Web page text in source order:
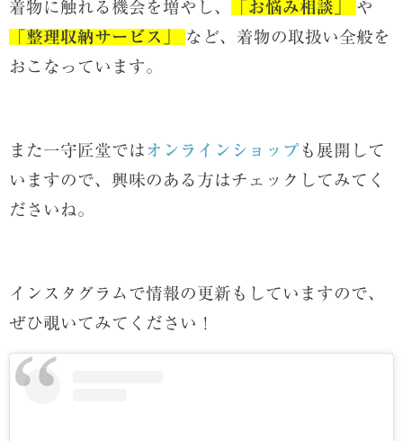
着物に触れる機会を増やし、 お悩み相談」
や
整理収納サービス」
など、着物の取扱い全般を
おこなっています。
また一守匠堂では オンラインショップ も展開 して
いますので、 興味のある方はチェックしてみてく
ださいね。
インスタグラムで情報の更新もしていますので、
ぜひ覗いてみてください！